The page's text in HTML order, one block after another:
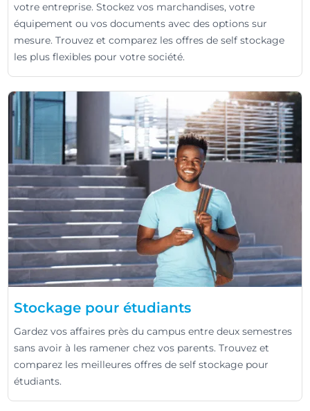
votre entreprise. Stockez vos marchandises, votre
équipement ou vos documents avec des options sur
mesure. Trouvez et comparez les offres de self stockage
les plus flexibles pour votre société.
Stockage pour étudiants
Gardez vos affaires près du campus entre deux semestres
sans avoir à les ramener chez vos parents. Trouvez et
comparez les meilleures offres de self stockage pour
étudiants.